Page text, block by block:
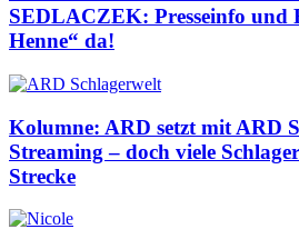
SEDLACZEK: Presseinfo und
Henne“ da!
Kolumne: ARD setzt mit ARD
Streaming – doch viele
Strecke